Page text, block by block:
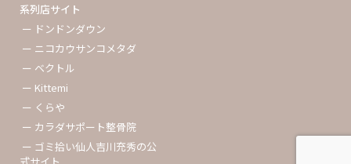
系列店サイト
ー ドンドンダウン
ー ニコカウサンコメタダ
ー ベクトル
ー Kittemi
ー くらや
ー カラダサポート整骨院
ー ゴミ拾い仙人吉川充秀の公